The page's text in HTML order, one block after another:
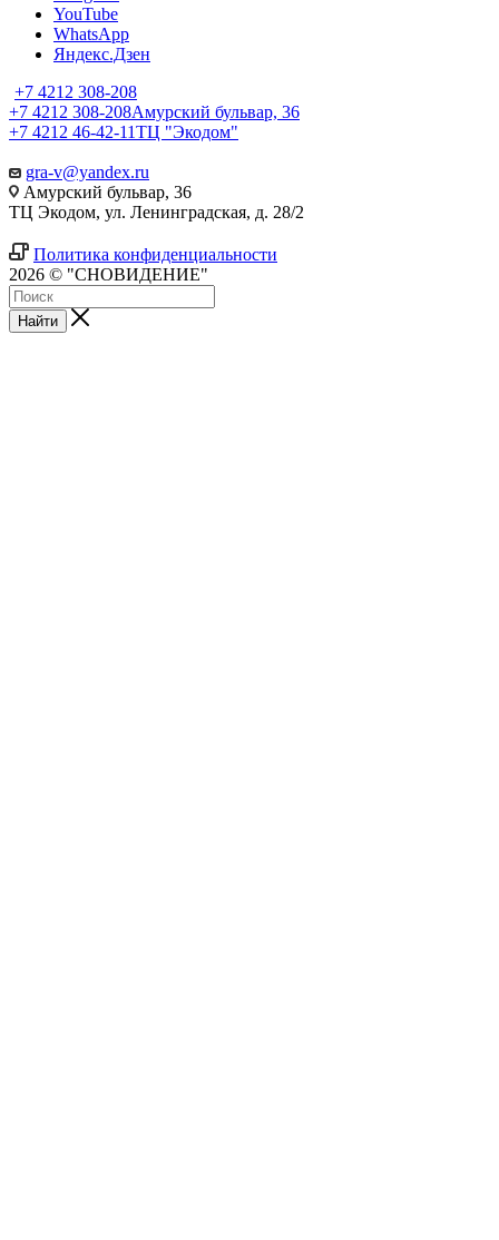
YouTube
WhatsApp
Яндекс.Дзен
+7 4212 308-208
+7 4212 308-208Амурский бульвар, 36
+7 4212 46-42-11ТЦ "Экодом"
gra-v@yandex.ru
Амурский бульвар, 36
ТЦ Экодом, ул. Ленинградская, д. 28/2
Политика конфиденциальности
2026 © "СНОВИДЕНИЕ"
Найти